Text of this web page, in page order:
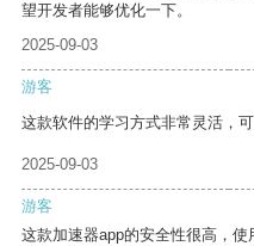
望开发者能够优化一下。
2025-09-03
游客
这款软件的学习方式非常灵活，
2025-09-03
游客
这款加速器app的安全性很高，